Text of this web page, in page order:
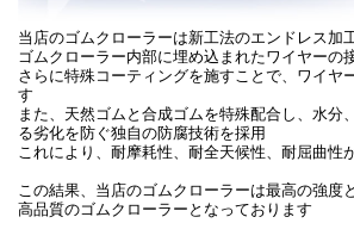
当店のゴムクローラーは新工法のエンドレス加
ゴムクローラー内部に埋め込まれたワイヤーの
さらに特殊コーティングを施すことで、ワイヤ
す
また、天然ゴムと合成ゴムを特殊配合し、水分
る劣化を防ぐ独自の防腐技術を採用
これにより、耐摩耗性、耐全天候性、耐屈曲性
この結果、当店のゴムクローラーは最高の強度
高品質のゴムクローラーとなっております